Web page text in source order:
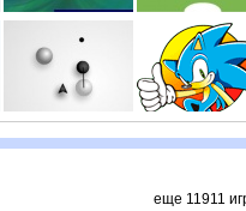
еще 11911